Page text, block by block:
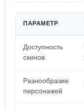
ПАРАМЕТР
Доступность
скинов
Разнообразие
персонажей